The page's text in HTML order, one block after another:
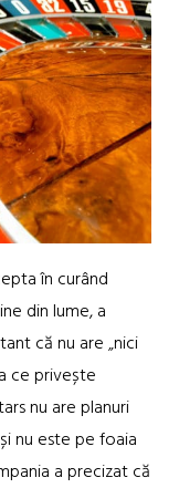
în curând
din lume, a
că nu are „nici
ce privește
nu are planuri
nu este pe foaia
a precizat că